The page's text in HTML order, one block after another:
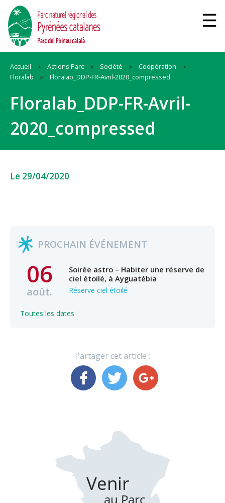
Accueil Actions Parc Société
Coopération
Floralab
Floralab_DDP-FR-Avril-2020_compressed
Floralab_DDP-FR-Avril-
2020_compressed
Le 29/04/2020
PROCHAIN ÉVÉNEMENT
06
août.
Soirée astro – Habiter une réserve de
ciel étoilé, à Ayguatébia
Réserve ciel étoilé
Toutes les dates
Partager cet article :